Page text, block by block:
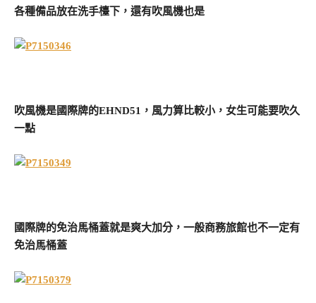
各種備品放在洗手檯下，還有吹風機也是
吹風機是國際牌的EHND51，風力算比較小，女生可能要吹久
一點
國際牌的免治馬桶蓋就是爽大加分，一般商務旅館也不一定有
免治馬桶蓋